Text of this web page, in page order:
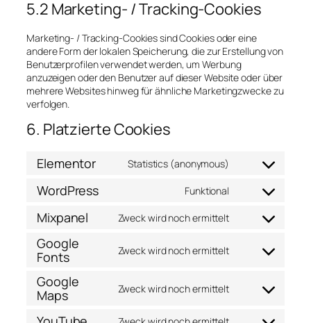
5.2 Marketing- / Tracking-Cookies
Marketing- / Tracking-Cookies sind Cookies oder eine
andere Form der lokalen Speicherung, die zur Erstellung von
Benutzerprofilen verwendet werden, um Werbung
anzuzeigen oder den Benutzer auf dieser Website oder über
mehrere Websites hinweg für ähnliche Marketingzwecke zu
verfolgen.
6. Platzierte Cookies
Elementor Statistics (anonymous)
Consent
service
WordPress Funktional
Consent
service
Mixpanel Zweck wird noch ermittelt
Consent
service
Google
Fonts
Zweck wird noch ermittelt
Consent
google-
Google
Maps
Zweck wird noch ermittelt
Consent